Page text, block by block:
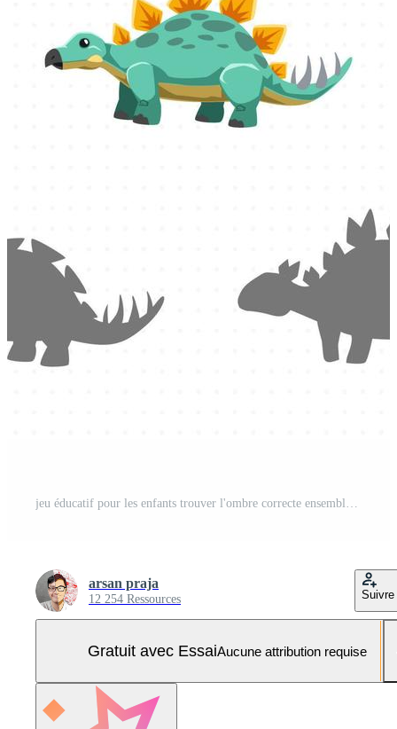
jeu éducatif pour les enfants trouver l'ombre correcte ensemble de stégosaure de dinosaure préhistorique de dessin animé mignon Vecteur Pro et SVG Pro
arsan praja
12 254 Ressources Suivre
Gratuit avec EssaiAucune attribution requise